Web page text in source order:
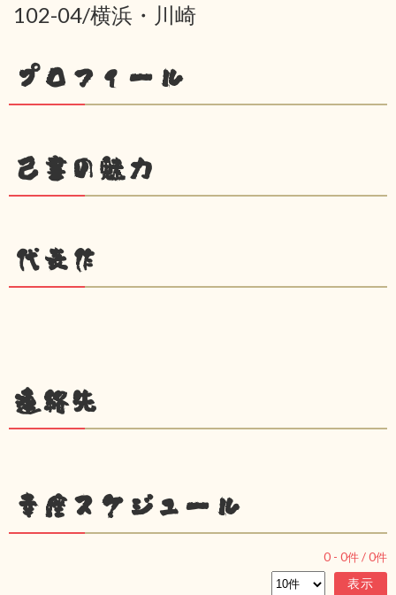
102-04/横浜・川崎
プロフィール
己書の魅力
代表作
連絡先
幸座スケジュール
0 - 0件 /0件